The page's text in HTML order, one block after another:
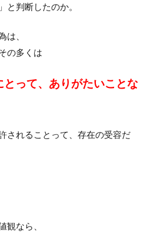
と判断したのか。
は、
の多くは
って、ありがたいことな
されることって、存在の受容だ
観なら、